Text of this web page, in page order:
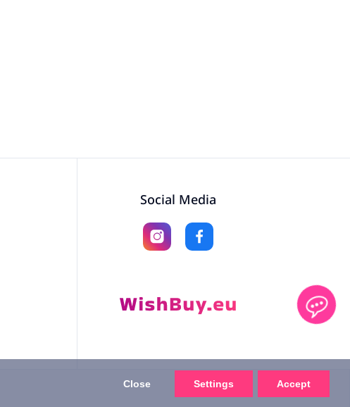
Close Settings Accept
Social Media